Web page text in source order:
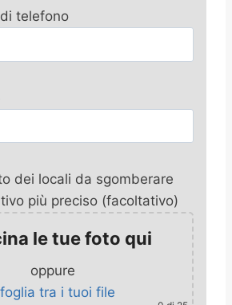
telefono
dei locali da sgomberare
più preciso (facoltativo)
le tue foto qui
oppure
tra i tuoi file